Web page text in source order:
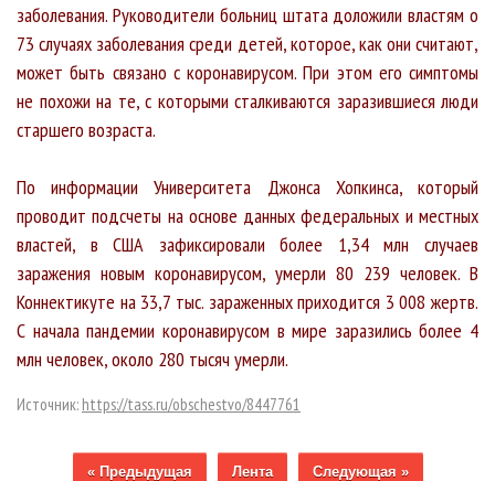
заболевания. Руководители больниц штата доложили властям о
73 случаях заболевания среди детей, которое, как они считают,
может быть связано с коронавирусом. При этом его симптомы
не похожи на те, с которыми сталкиваются заразившиеся люди
старшего возраста.
По информации Университета Джонса Хопкинса, который
проводит подсчеты на основе данных федеральных и местных
властей, в США зафиксировали более 1,34 млн случаев
заражения новым коронавирусом, умерли 80 239 человек. В
Коннектикуте на 33,7 тыс. зараженных приходится 3 008 жертв.
С начала пандемии коронавирусом в мире заразились более 4
млн человек, около 280 тысяч умерли.
Источник: https://tass.ru/obschestvo/8447761
« Предыдущая Лента Следующая »